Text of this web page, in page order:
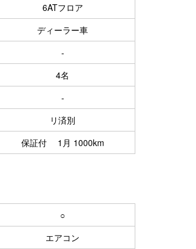
6ATフロア
ディーラー車
-
4名
-
リ済別
保証付 1月 1000km
○
エアコン